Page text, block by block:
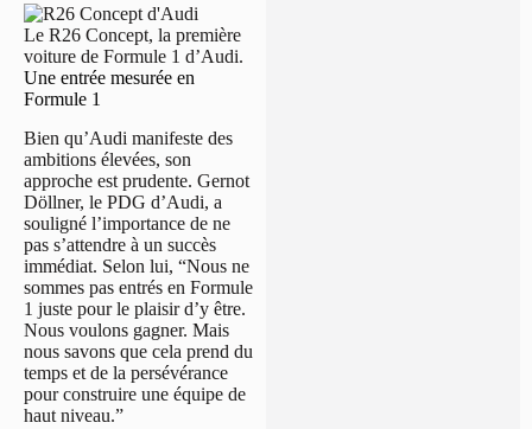
Le R26 Concept, la première
voiture de Formule 1 d’Audi.
Une entrée mesurée en
Formule 1
Bien qu’Audi manifeste des
ambitions élevées, son
approche est prudente. Gernot
Döllner, le PDG d’Audi, a
souligné l’importance de ne
pas s’attendre à un succès
immédiat. Selon lui, “Nous ne
sommes pas entrés en Formule
1 juste pour le plaisir d’y être.
Nous voulons gagner. Mais
nous savons que cela prend du
temps et de la persévérance
pour construire une équipe de
haut niveau.”